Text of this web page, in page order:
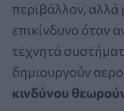
περιβάλλον, αλλά
επικίνδυνο όταν
τεχνητά
δημιουργούν
κινδύνου